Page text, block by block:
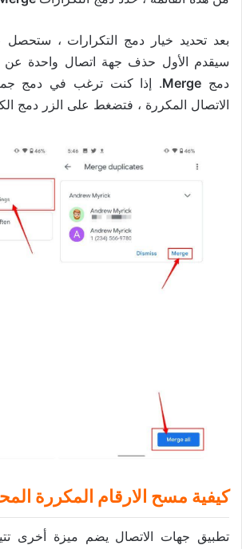
بعد تحديد خيار دمج التكرارات ، ستحصل
سيقدم الأول حذف جهة اتصال واحدة
دمج Merge. إذا كنت ترغب في دمج
الاتصال المكررة ، فتضغط على الزر دمج
كيفية مسح الارقام المكررة
تطبيق جهات الاتصال يضم ميزة أخرى